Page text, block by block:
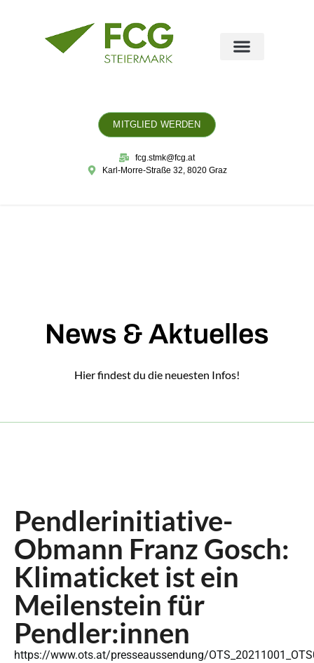
MITGLIED WERDEN
fcg.stmk@fcg.at
Karl-Morre-Straße 32, 8020 Graz
News & Aktuelles
Hier findest du die neuesten Infos!
Pendlerinitiative-
Obmann Franz Gosch:
Klimaticket ist ein
Meilenstein für
Pendler:innen
https://www.ots.at/presseaussendung/